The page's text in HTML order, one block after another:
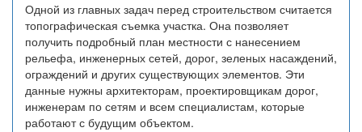
Одной из главных задач перед строительством считается
топографическая съемка участка. Она позволяет
получить подробный план местности с нанесением
рельефа, инженерных сетей, дорог, зеленых насаждений,
ограждений и других существующих элементов. Эти
данные нужны архитекторам, проектировщикам дорог,
инженерам по сетям и всем специалистам, которые
работают с будущим объектом.